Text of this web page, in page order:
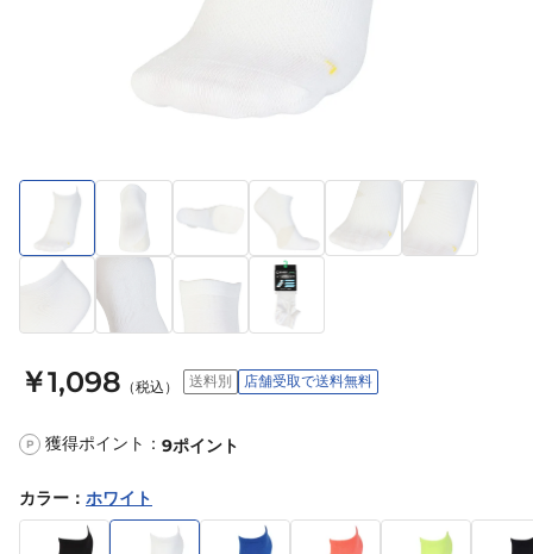
￥1,098 （税込） 送料別 店舗受取で送料無料
P 獲得ポイント： 9ポイント
カラー ： ホワイト